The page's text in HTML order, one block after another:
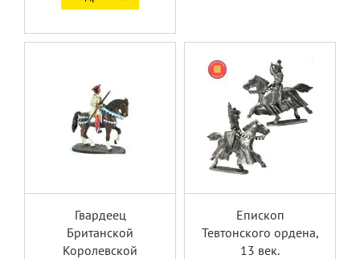
Гвардеец
Британской
Королевской
Епископ
Тевтонского ордена,
13 век.